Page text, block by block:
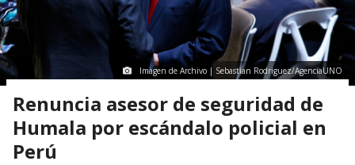
Imagen de Archivo | Sebastian Rodriguez/AgenciaUNO
Renuncia asesor de seguridad de
Humala por escándalo policial en
Perú